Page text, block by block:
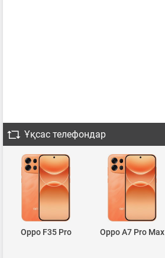
Ұқсас телефондар
Oppo F35 Pro Oppo A7 Pro Max